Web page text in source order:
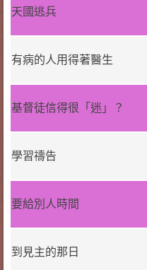
天國逃兵
有病的人用得著醫生
基督徒信得很「迷」？
學習禱告
要給別人時間
到見主的那日